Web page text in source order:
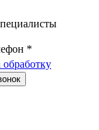
*
обработку